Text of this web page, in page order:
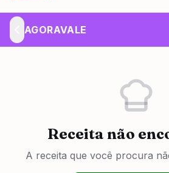
AGORAVALE
Receita não
A receita que você procura